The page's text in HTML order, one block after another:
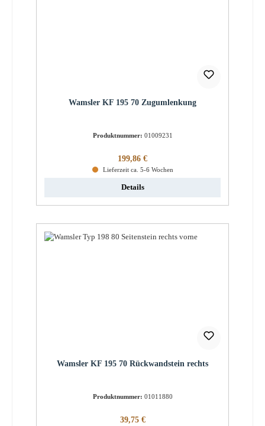
Wamsler KF 195 70 Zugumlenkung
Produktnummer: 01009231
Regulärer Preis:
199,86 €
Lieferzeit ca. 5-6 Wochen
Details
Wamsler KF 195 70 Rückwandstein rechts
Produktnummer: 01011880
Regulärer Preis:
39,75 €